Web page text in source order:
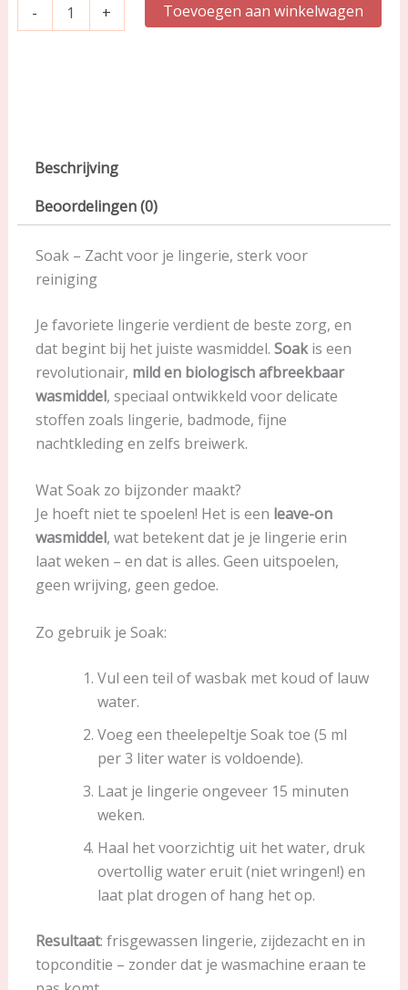
- + Toevoegen aan winkelwagen
Beschrijving
Beoordelingen (0)
Soak – Zacht voor je lingerie, sterk voor
reiniging
Je favoriete lingerie verdient de beste zorg, en
dat begint bij het juiste wasmiddel. Soakis een
revolutionair, mild en biologisch afbreekbaar
wasmiddel, speciaal ontwikkeld voor delicate
stoffen zoals lingerie, badmode, fijne
nachtkleding en zelfs breiwerk.
Wat Soak zo bijzonder maakt?
Je hoeft niet te spoelen! Het is een leave-on
wasmiddel, wat betekent dat je je lingerie erin
laat weken – en dat is alles. Geen uitspoelen,
geen wrijving, geen gedoe.
Zo gebruik je Soak:
Vul een teil of wasbak met koud of lauw
water.
Voeg een theelepeltje Soak toe (5 ml
per 3 liter water is voldoende).
Laat je lingerie ongeveer 15 minuten
weken.
Haal het voorzichtig uit het water, druk
overtollig water eruit (niet wringen!) en
laat plat drogen of hang het op.
Resultaat: frisgewassen lingerie, zijdezacht en in
topconditie – zonder dat je wasmachine eraan te